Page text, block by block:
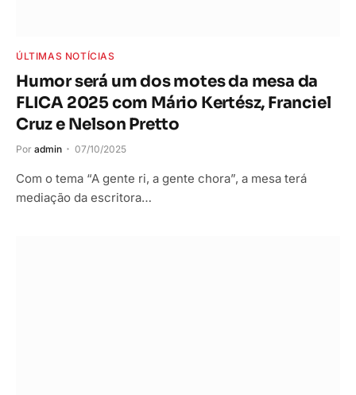
ÚLTIMAS NOTÍCIAS
Humor será um dos motes da mesa da
FLICA 2025 com Mário Kertész, Franciel
Cruz e Nelson Pretto
Por admin 07/10/2025
Com o tema “A gente ri, a gente chora”, a mesa terá
mediação da escritora…